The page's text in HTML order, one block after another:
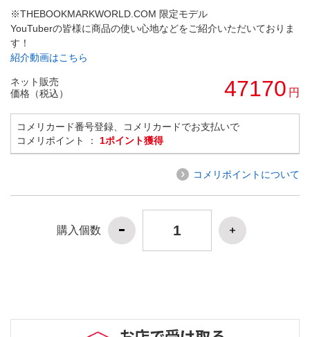
※THEBOOKMARKWORLD.COM 限定モデル
YouTuberの皆様に商品の使い心地などをご紹介いただいておりま
す！
紹介動画はこちら
ネット販売
価格（税込）
47170 円
コメリカード番号登録、コメリカードでお支払いで
コメリポイント ： 1ポイント獲得
コメリポイントについて
購入個数